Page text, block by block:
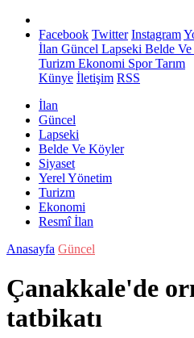
Facebook Twitter Instagram
İlan Güncel Lapseki Belde
Turizm Ekonomi SporTarım
Künye İletişim RSS
İlan
Güncel
Lapseki
Belde Ve Köyler
Siyaset
Yerel Yönetim
Turizm
Ekonomi
Resmî İlan
Anasayfa Güncel
Çanakkale'de
tatbikatı